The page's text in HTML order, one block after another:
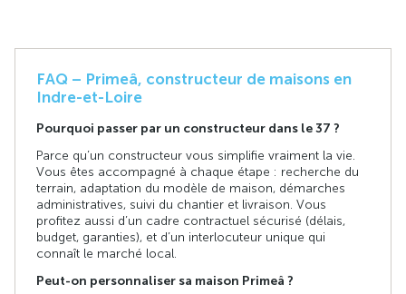
FAQ – Primeâ, constructeur de maisons en
Indre-et-Loire
Pourquoi passer par un constructeur dans le 37 ?
Parce qu’un constructeur vous simplifie vraiment la vie.
Vous êtes accompagné à chaque étape : recherche du
terrain, adaptation du modèle de maison, démarches
administratives, suivi du chantier et livraison. Vous
profitez aussi d’un cadre contractuel sécurisé (délais,
budget, garanties), et d’un interlocuteur unique qui
connaît le marché local.
Peut-on personnaliser sa maison Primeâ ?